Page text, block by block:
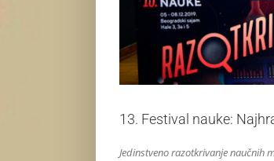
13. Festival nauke:
Jedinstveno razotkrivanje naučnih